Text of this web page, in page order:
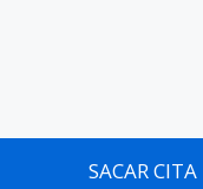
SACAR CITA